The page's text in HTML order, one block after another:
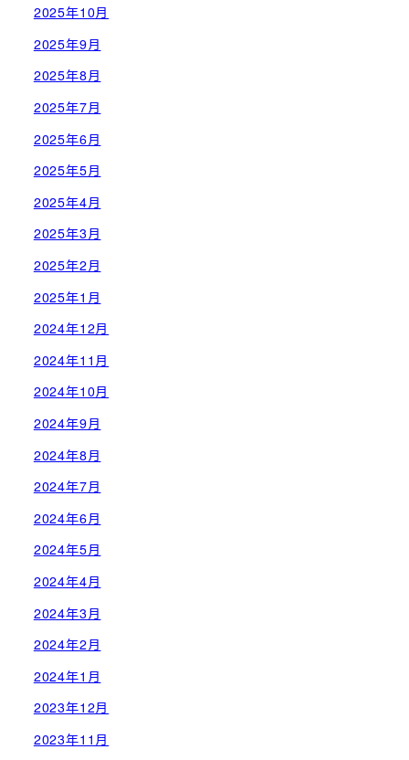
2025年10月
2025年9月
2025年8月
2025年7月
2025年6月
2025年5月
2025年4月
2025年3月
2025年2月
2025年1月
2024年12月
2024年11月
2024年10月
2024年9月
2024年8月
2024年7月
2024年6月
2024年5月
2024年4月
2024年3月
2024年2月
2024年1月
2023年12月
2023年11月